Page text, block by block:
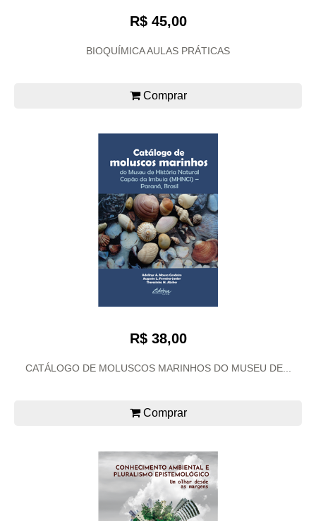
R$ 45,00
BIOQUÍMICA AULAS PRÁTICAS
Comprar
R$ 38,00
CATÁLOGO DE MOLUSCOS MARINHOS DO MUSEU DE...
Comprar